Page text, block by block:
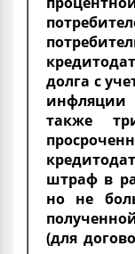
долга с
инфляции
также
штраф в
но не
(для